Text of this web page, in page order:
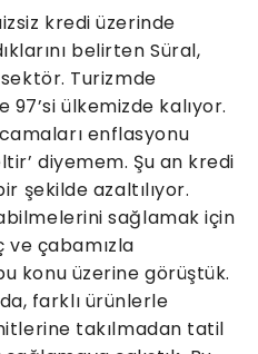
kredi üzerinde
belirten Süral,
Turizmde
ülkemizde kalıyor.
enflasyonu
diyemem. Şu an kredi
şekilde azaltılıyor.
sağlamak için
ve çabamızla
konu üzerine görüştük.
farklı ürünlerle
takılmadan tatil